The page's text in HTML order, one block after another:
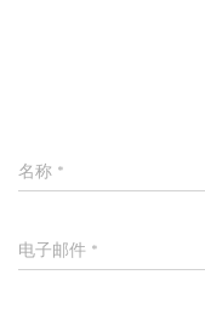
名称 *
电子邮件 *